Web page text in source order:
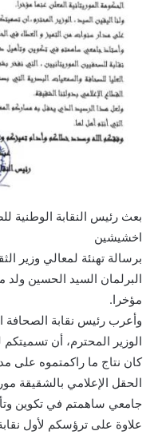
بعث رئيس النقابة الوطنية
اخشيشين
برسالة تهنئة لمعالي وزير
البرلمان السيد الحسين ولد
مؤخرا.
وأعرب رئيس نقابة الصحافة
الوزير المحترم، أن
كان نتاج ما راكمتموه على
الحقل الإعلامي بالشقيقة
جامعي ساهمتم في تكوين
علاوة على ترؤسكم لأول